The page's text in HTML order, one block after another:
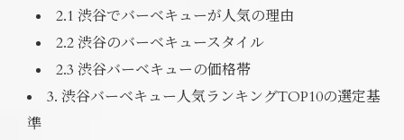
2.1 渋谷でバーベキューが人気の理由
2.2 渋谷のバーベキュースタイル
2.3 渋谷バーベキューの価格帯
3. 渋谷バーベキュー人気ランキングTOP10の選定基
準